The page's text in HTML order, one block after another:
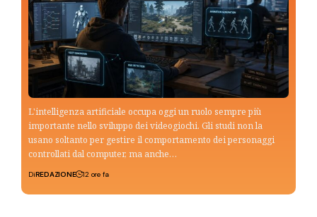
L'intelligenza artificiale occupa oggi un ruolo sempre più
importante nello sviluppo dei videogiochi. Gli studi non la
usano soltanto per gestire il comportamento dei personaggi
controllati dal computer, ma anche…
DiREDAZIONE 12 ore fa